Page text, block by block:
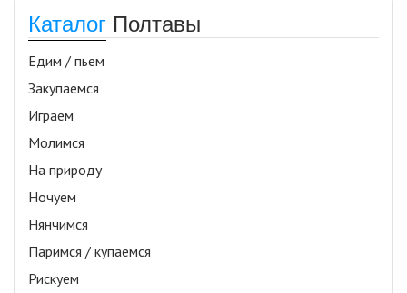
Каталог Полтавы
Едим / пьем
Закупаемся
Играем
Молимся
На природу
Ночуем
Нянчимся
Паримся / купаемся
Рискуем